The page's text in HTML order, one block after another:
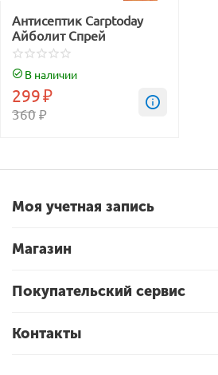
Антисептик Carptoday
Айболит Спрей
В наличии
360₽
299₽
Моя учетная запись
Магазин
Покупательский сервис
Контакты